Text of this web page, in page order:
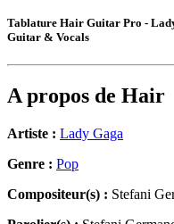
Tablature Hair Guitar Pro -
Guitar & Vocals
A propos de Hair
Artiste : Lady Gaga
Genre : Pop
Compositeur(s) : Stefani